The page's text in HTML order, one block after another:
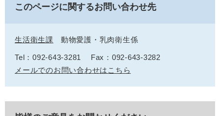
このページに関するお問い合わせ先
生活衛生課 動物愛護・乳肉衛生係
Tel：092-643-3281
Fax：092-643-3282
メールでのお問い合わせはこちら